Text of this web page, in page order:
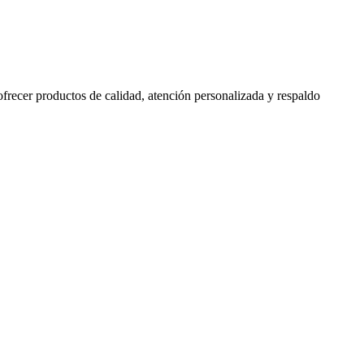
productos de calidad, atención personalizada y respaldo